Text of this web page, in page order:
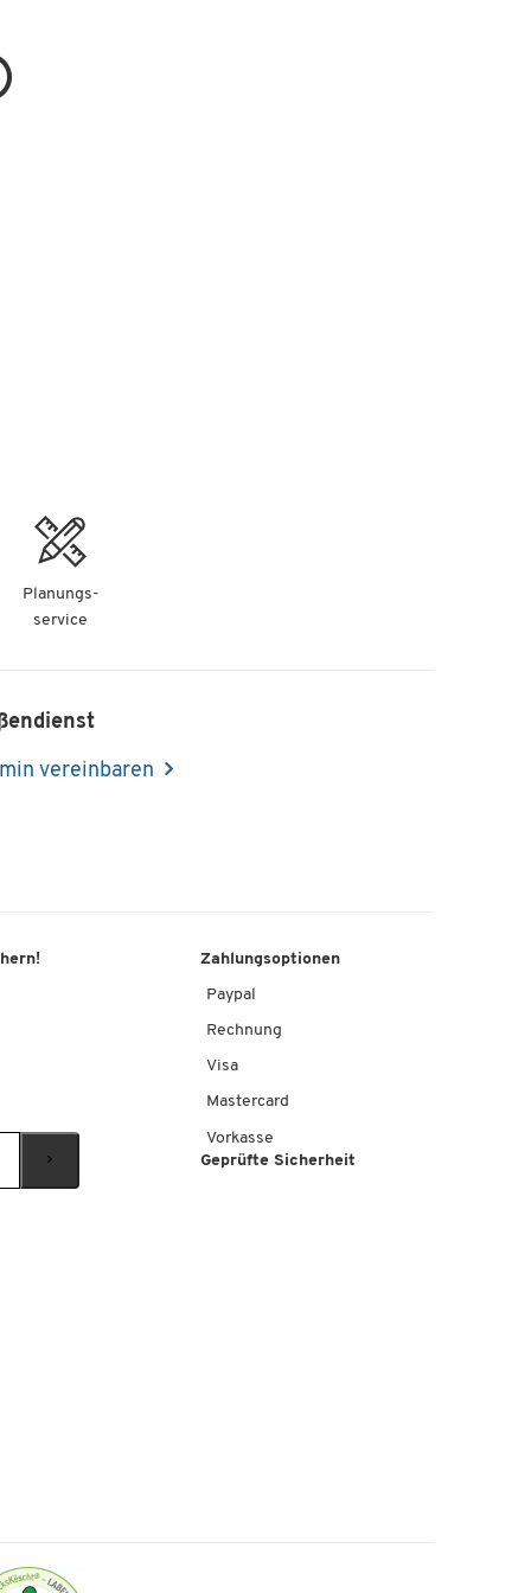
Planungs-
service
vereinbaren
Zahlungsoptionen
Paypal
Rechnung
Visa
Mastercard
Vorkasse
Geprüfte Sicherheit